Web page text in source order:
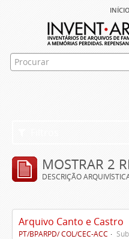
início
MOSTRAR 2
DESCRIÇÃO
Arquivo Canto e Castro
PT/BPARPD/ COL/CEC-ACC